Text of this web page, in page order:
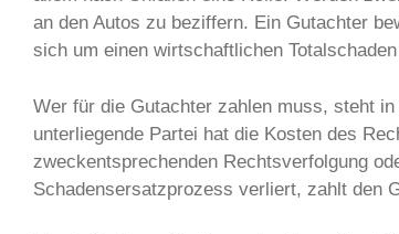
an den Autos zu beziffern. Ein Gutachter
sich um einen wirtschaftlichen
Wer für die Gutachter zahlen muss, steht
unterliegende Partei hat die Kosten des
zweckentsprechenden Rechtsverfolgung
Schadensersatzprozess verliert, zahlt den